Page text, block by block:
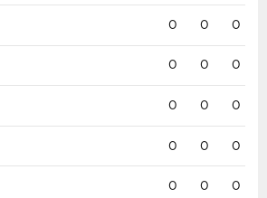
0 0 0
0 0 0
0 0 0
0 0 0
0 0 0